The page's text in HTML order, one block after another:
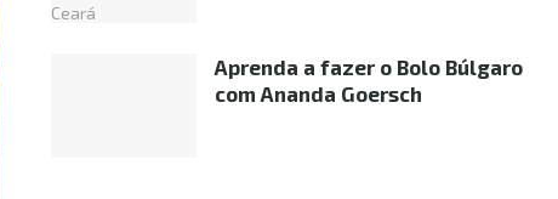
Aprenda a fazer o Bolo Búlgaro
com Ananda Goersch